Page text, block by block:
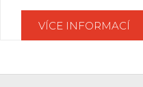
VÍCE INFORMACÍ